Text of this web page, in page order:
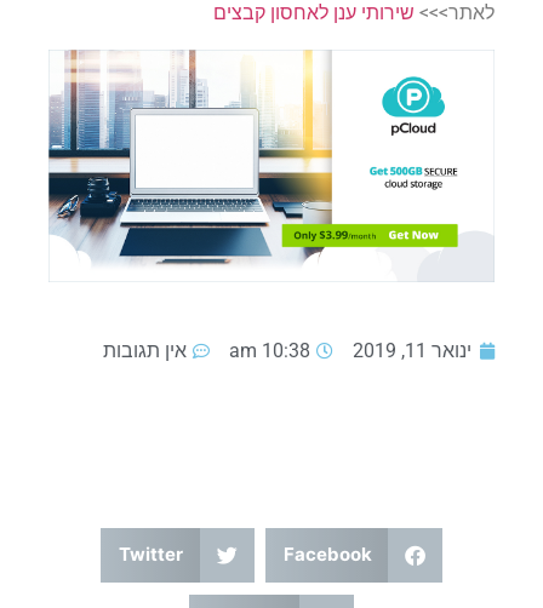
לאתר>>> שירותי ענן לאחסון קבצים
ינואר 11, 2019 10:38 am אין תגובות
Facebook
Twitter